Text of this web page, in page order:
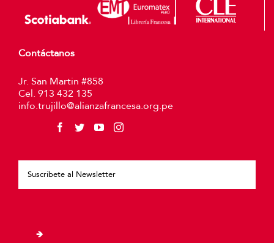
Contáctanos
Jr. San Martin #858
Cel. 913 432 135
info.trujillo@alianzafrancesa.org.pe